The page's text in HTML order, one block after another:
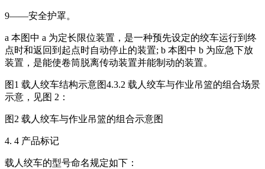
9——安全护罩。
a 本图中 a 为定长限位装置，是一种预先设定的绞车运行到终
点时和返回到起点时自动停止的装置; b 本图中 b 为应急下放
装置，是能使卷筒脱离传动装置并能制动的装置。
图1 载人绞车结构示意图4.3.2 载人绞车与作业吊篮的组合场景
示意，见图 2：
图2 载人绞车与作业吊篮的组合示意图
4. 4 产品标记
载人绞车的型号命名规定如下：